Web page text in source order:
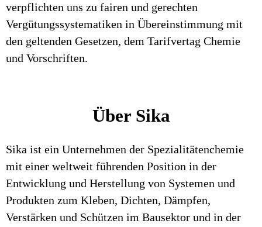
verpflichten uns zu fairen und gerechten
Vergütungssystematiken in Übereinstimmung mit
den geltenden Gesetzen, dem Tarifvertag Chemie
und Vorschriften.
Über Sika
Sika ist ein Unternehmen der Spezialitätenchemie
mit einer weltweit führenden Position in der
Entwicklung und Herstellung von Systemen und
Produkten zum Kleben, Dichten, Dämpfen,
Verstärken und Schützen im Bausektor und in der